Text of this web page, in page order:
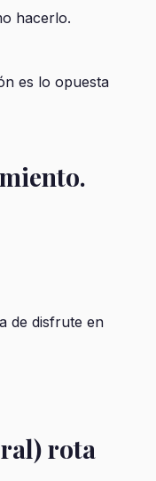
hacerlo.
es lo opuesta
de disfrute en
rota